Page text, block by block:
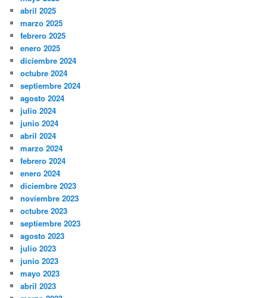
abril 2025
marzo 2025
febrero 2025
enero 2025
diciembre 2024
octubre 2024
septiembre 2024
agosto 2024
julio 2024
junio 2024
abril 2024
marzo 2024
febrero 2024
enero 2024
diciembre 2023
noviembre 2023
octubre 2023
septiembre 2023
agosto 2023
julio 2023
junio 2023
mayo 2023
abril 2023